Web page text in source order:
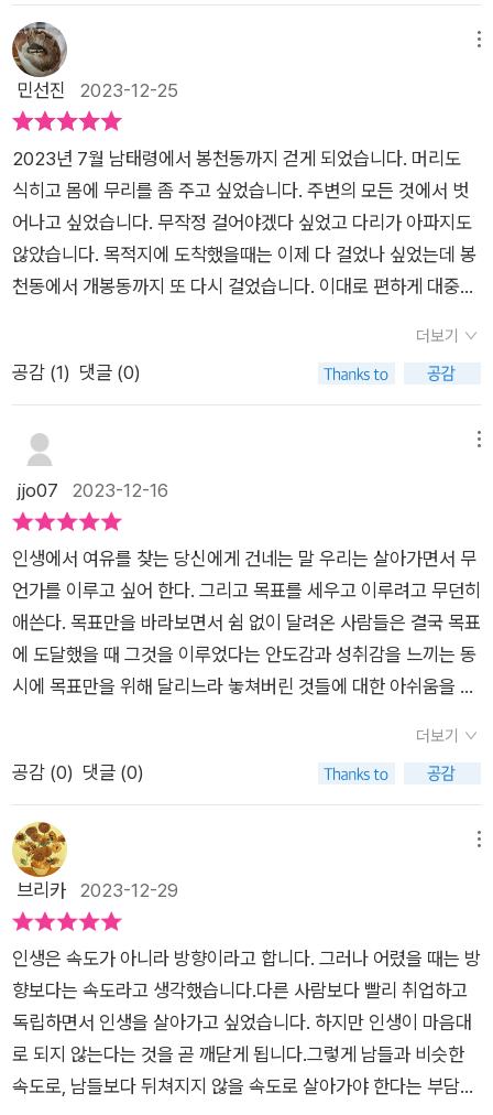
다
는 게 상책이라고 생각들 합니다. 그런데 매사가 이런 식이면 결
국 누구한테도 신뢰를 못 쌓을 수 있습니다. 듣기는 싫어도 저 사
람은 겉과 속이 다르지는 않다, 이런 믿음이 어느 순간 세평의 대
세가 되게 해야 합니다. 그래서 영어 속담에 "정직이 최상의 책
략"이라는 말이 있죠. 책략과 정직은 서로 전혀 맞지 않는 관계인
데도 말입니다. 최고단수의 속임수, 처세술은 아예 속과 겉이 같
은 일관된 솔직함이라는 게, 사실 경험이 많이 쌓이고 쌓여야 이
를 수 있는 깨달음 아니겠나 생각합니다. 사는 것 자체가 고난
의 연속입니다. 석가모니는 사고(四苦) 중 하나로(어쩌면, 으뜸
다 큰 축복인데 그는 태어남이야말로 모든 고난의 시작이라고 갈
파한 것입니다. 생이 그 시초점부터 괴로움이라면, 우리가 일상에
서 겪는 이런저런 괴로움은 딱히 억울할 것도 한맺힐 것도 없
지 않겠습니까? 따지고 보면 좋은 날이 더 많지 않았냐고 저자
기보다는 희망과 긍정으로 마음을 다듬고 주변에도 좋은 영향
을 끼치는 게, 소중한 생을 부여받은 인간으로서 부끄럽지 않
게 한 세상 살다 가는 길이 아닐까 생각합니다.
자세, 그리고 변화된 생각과 행동력 등을 주문하고 있는지, 이에
대해 접하며 스스로를 위한 방향으로 사용해 보는 것도 좋을 것이
다. 가벼운 마음으로 읽으며 배움의 가치로 승화해 볼 수 있는 가
이드북, 함께 접하며 판단해 보자. ​
자세를 가리킨다.(네이버발췌) 냉소주의, 이기주의, 개인주의나
나르시시즘으로 사는 사람은 주변을 보지않고 시기와 질투로 비
관적인 생각들로 첨철되어 있기도 하다. 매사 긍정적으로 받아들
이기 보다는 모든것에 불평과 불만이 내재되어있다. 요즘의 냉소
주의는 무언가를 시도해보지도 않으면서 멀찍이 떨어져서 남들
이 일궈낸 것을 비아냥대거나 우습게 여기거나 무시하며 평가로
일축한다. 정작 냉소주의를 가지고 있는 이는 아무것도 하지 않으
면서 평가만 하는 사람이라는 것이다. 냉소주의와 냉철함은 틀리
고, 개인주의와 자신감은 틀리며, 나르시시즘과 자존감도 틀리다.
부린다고 다 얻을 수 없다. 영국작가인 오스카 와일드는 A cynic i
s a man who knows the price of everything, and the valu
e of nothing(냉소주의자는 모든 것의 가격을 알지만 가치는 모
르는 사람이다). 라고 말했다. 뒷짐지고 나몰라라하는 사람이 되
어보려고 합니다. 대체로 걷고 때로는 달리고 지치면 쉬면서 가볼
도 않으려고 합니다. 인문학을 산책했고, 하루하루 성실히 나의
삶을 살며 책으로써 마음의 여유를 찾는다. 이런저런 많은 생각이
들때는 오히려 책을 읽으며 쓸데없는 생각을 덜어내고 다른 것으
로 채워넣는다. 삶의 우선순위가 무엇인가 무엇에 중점을 두고있
나 생각해보았다.
평으로 말이다. 하지만 이 책의 저자는 좀 남다른 속도를 갖게 만
든다. 문장을 읽는 내내 시간과 공간이 너무나도 천천히 흐르는
것을 느낄 수 있었다. 처음에는 낯설어서 그 느려지는 시간과 공
간 안에서 삐걱대는 자신을 발견하겠지만, 이내 곧 적응하고 만
저자가 말하고자 하는 '산책하듯 가볍게'는 우리의 일상에 대한
이야기를 담고 있다. 나에 대한 이야기, 나와 관련된 누군가의 이
야기 등으로 말이다. 한번쯤 우리가 고민해봤을 법한 주제들이 느
린 속도로 우리를 지나쳐간다. 나 자신이 지금 나아가지 않는다고
남들과는 다른 속도일거라고 걱정하는 것 역시, 우리는 나아가고
있는 중이라는 위로를 건넨다. 생각해보면 그렇다. 열심히 뭔가를
하고 있으니 무너지기도 하고, 때로는 앞으로 치고 나가기도 하는
간관계에 있어서도 불필요한 인간관계에 대한 이해가 필요하다
고 말하고 있다. 어느 순간 '손절'한 사람들을 떠올려보면 그 나름
의 이유가 다 있었다. 그들에 대한 인연이 아쉬운 것보다는 내심
잘해냈다라는 위로를 저자는 건넨다. 특히 마지막 부분의 휴식에
대한 것이 마음을 사로잡았는데, 진정한 휴식은 시간을 내어 며칠
을 쉬는 것이 아니라는 것이다. 잠깐, 찰나의 순간, 그 순간들이
우리에게 진짜 휴식을 가져다 준다고 한다.책 제목처럼 산책하듯
가볍게 읽기 좋은 책이었다. 산책할 때 우리가 속도를 내지 않는
것처럼 이 책은 결코 속도를 내어가며 읽을 책이 아니다. 아주 천
을 보며 지나가는 시간을 제공해 준다. 내가 읽은 책의 장르가 중
요한 게 아니라 책의 속도가 중요하고 느껴진다는 것을 이 책을
읽으면서 느끼게 되었다. 책 속의 느린 시간을 누려보고 싶은 사
람이라면 이 책을 추천하고 싶다.
민선진 2023-12-25
2023년 7월 남태령에서 봉천동까지 걷게 되었습니다. 머리도
식히고 몸에 무리를 좀 주고 싶었습니다. 주변의 모든 것에서 벗
어나고 싶었습니다. 무작정 걸어야겠다 싶었고 다리가 아파지도
않았습니다. 목적지에 도착했을때는 이제 다 걸었나 싶었는데 봉
천동에서 개봉동까지 또 다시 걸었습니다. 이대로 편하게 대중교
면서 무슨 생각을 하였을까요? 가족에 대한 생각 지금의 주변에
대한 생각 불편하게 했던 행동들에 대한 감정 원인을 파악하고자
였습니다. 온몸이 쑤시고 아프다 싶을 정도로 걸었다고 생각했는
고 걷게 되었습니다. 차가 없는 것도 걸을 수 밖에 없는 이유였고
기가 지나도 현재의 상태가 아주 좋은 상태라고는 할 수 없지만
걷는것의 중요성은 함께 공유하는 마음에 글을 쓰게 되었습니다.
<산책하듯 가볍게> 인생을 살아가면 얼마나 좋을까요?​시스템
은 안락하고 사회는 거대했습니다. 나는 가진게 없었습니다. 그걸
매 순간 깨닫는 거지요. 너무 가진게 없어서, 어떤 날은 바닥이 아
니라 구멍 같았습니다.끝도 없이 추락하는 것 같았습니다. 그런
날은 차라리 바닥을 치기를 기다렸습니다. 일단 땅에 바닥이 닿으
것 같았습니다. 떨어지는 중에는 아무것도 할 수 없잖아요. <산
책하듯 가볍게> P29~30 중에서 ​새로운 일을 준비해야만 했습
니다. 일을 시작하는 것도 이제는 나.이.탓이라는 세글자로 쉽지
않습니다. 40대 후반의 나이가 사회에서 사장되어야 하는 나이
인가 싶을 정도로 새로운 일을 하기 위해서는 많은 나이임에 거부
하는 곳들이 많았습니다. 조직안에서는 내 또래는 대부분이 부장
급 이상으로의 자리에 있기 때문이다라는 것이 있지만 그들과 지
금의 나의 상황이 완전히 다름에도 일을 구하고자 하면 선뜻 손을
내어 주었으면 하는 바램이 들지만 그렇지 않았습니다. 마음을 졸
더보기
공감 (1) 댓글 (0)
jjo07 2023-12-16
인생에서 여유를 찾는 당신에게 건네는 말 우리는 살아가면서 무
언가를 이루고 싶어 한다. 그리고 목표를 세우고 이루려고 무던히
애쓴다. 목표만을 바라보면서 쉼 없이 달려온 사람들은 결국 목표
에 도달했을 때 그것을 이루었다는 안도감과 성취감을 느끼는 동
시에 목표만을 위해 달리느라 놓쳐버린 것들에 대한 아쉬움을 느
유퀴즈에 나온 영상을 본 적이 있다. 자신이 하는 연기가 좋았고
연기를 위해서 쉼 없이 달려오다 보니 어느새 여우주연상까지 거
이 좋아하는 연기를 했지만 달려온 인생에서 연기만 남아있을 뿐
인간으로서의 자신이 없었다고 한다. 그래서 그녀는 쉼을 택했다
고 한다. 쉼을 택하면서 연기를 해야 하는 순간에 다시 영화를 찍
지만 스스로 자신의 삶에서 행복하고 싶어서 결정을 내린 것이다.
그런 모습을 보면서 만약 나였다면 그런 결정을 내릴 수 있었을까
하는 생각이 들었다. 나의 인생이지만 무언가 해내고 싶은 욕심에
어깨에 힘이 잔뜩 들어가고 그것을 해내지 못해서 좌절하는 순간
이 있다. 지금은 아이를 키우고 좋아하는 책을 읽으면서 시간을
더보기
공감 (0) 댓글 (0)
브리카 2023-12-29
​인생은 속도가 아니라 방향이라고 합니다. 그러나 어렸을 때는 방
향보다는 속도라고 생각했습니다.다른 사람보다 빨리 취업하고
독립하면서 인생을 살아가고 싶었습니다. 하지만 인생이 마음대
로 되지 않는다는 것을 곧 깨닫게 됩니다.그렇게 남들과 비슷한
속도로, 남들보다 뒤쳐지지 않을 속도로 살아가야 한다는 부담감